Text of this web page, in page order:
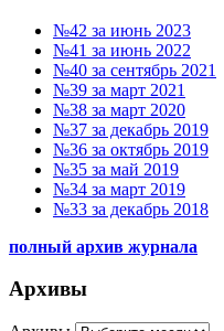
№42 за июнь 2023
№41 за июнь 2022
№40 за сентябрь 2021
№39 за март 2021
№38 за март 2020
№37 за декабрь 2019
№36 за октябрь 2019
№35 за май 2019
№34 за март 2019
№33 за декабрь 2018
полный архив журнала
Архивы